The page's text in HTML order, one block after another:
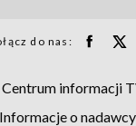
do nas:
Centrum informacji
Informacje o nadawcy